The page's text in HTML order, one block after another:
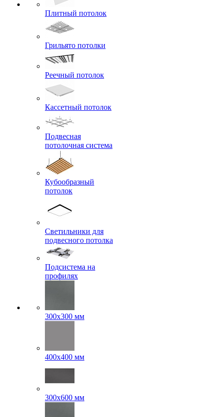
Плитный потолок
Грильято потолки
Реечный потолок
Кассетный потолок
Подвесная
потолочная система
Кубообразный
потолок
Светильники для
подвесного потолка
Подсистема на
профилях
300x300 мм
400х400 мм
300x600 мм